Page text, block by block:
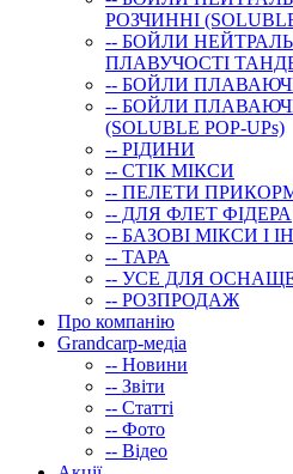
РОЗЧИННІ
-- БОЙЛИ
ПЛАВУЧОСТІ
-- БОЙЛИ ПЛАВАЮЧІ
-- БОЙЛИ
(SOLUBLE POP-UPs)
-- РIДИНИ
-- СТIК МIКСИ
-- ПЕЛЕТИ
-- ДЛЯ ФЛЕТ ФІДЕРА
-- БАЗОВІ МІКСИ І
-- ТАРА
-- УСЕ ДЛЯ
-- РОЗПРОДАЖ
Про компанію
Grandcarp-медіа
-- Новини
-- Звіти
-- Статті
-- Фото
-- Відео